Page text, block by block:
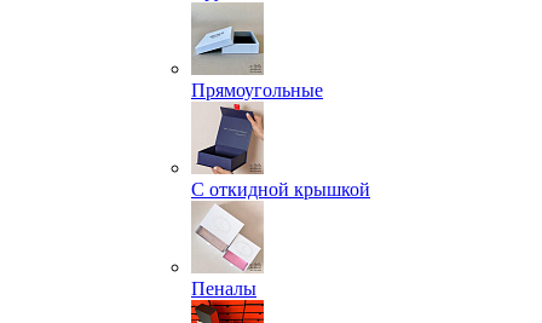
Прямоугольные
С откидной крышкой
Пеналы